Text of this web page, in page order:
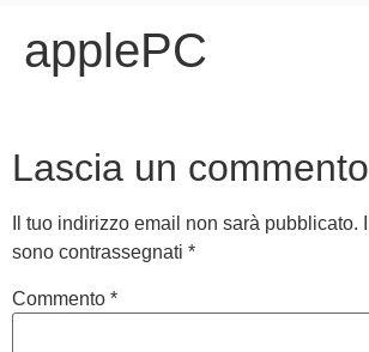
applePC
Lascia un commento
Il tuo indirizzo email non sarà pubblicato.
sono contrassegnati *
Commento *